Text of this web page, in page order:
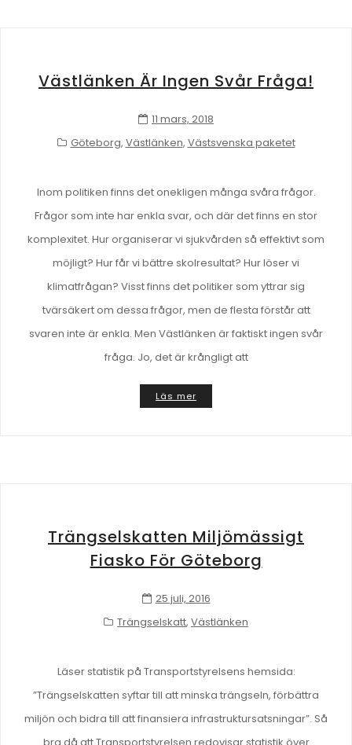
Västlänken Är Ingen Svår Fråga!
11 mars, 2018
Göteborg, Västlänken, Västsvenska paketet
Inom politiken finns det onekligen många svåra frågor.
Frågor som inte har enkla svar, och där det finns en stor
komplexitet. Hur organiserar vi sjukvården så effektivt som
möjligt? Hur får vi bättre skolresultat? Hur löser vi
klimatfrågan? Visst finns det politiker som yttrar sig
tvärsäkert om dessa frågor, men de flesta förstår att
svaren inte är enkla. Men Västlänken är faktiskt ingen svår
fråga. Jo, det är krångligt att
Läs mer
Trängselskatten Miljömässigt
Fiasko För Göteborg
25 juli, 2016
Trängselskatt, Västlänken
Läser statistik på Transportstyrelsens hemsida:
”Trängselskatten syftar till att minska trängseln, förbättra
miljön och bidra till att finansiera infrastruktursatsningar”. Så